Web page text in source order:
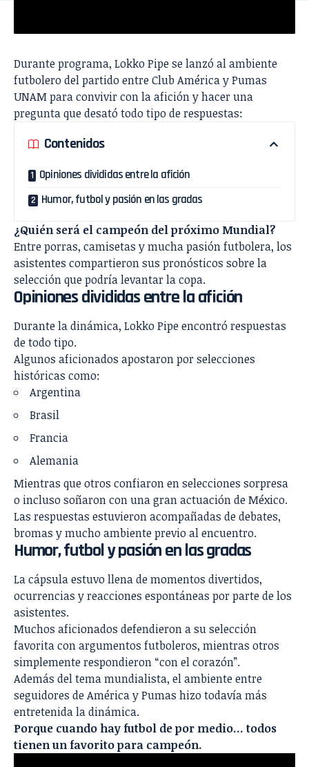
Durante programa, Lokko Pipe se lanzó al ambiente
futbolero del partido entreClub AméricayPumas
UNAMpara convivir con la afición y hacer una
pregunta que desató todo tipo de respuestas:
Contenidos
Opiniones divididas entre la afición
Humor, futbol y pasión en las gradas
¿Quién será el campeón del próximo Mundial?
Entre porras, camisetas y mucha pasión futbolera, los
asistentes compartieron sus pronósticos sobre la
selección que podría levantar la copa.
Opiniones divididas entre la afición
Durante la dinámica, Lokko Pipe encontró respuestas
de todo tipo.
Algunos aficionados apostaron por selecciones
históricas como:
Argentina
Brasil
Francia
Alemania
Mientras que otros confiaron en selecciones sorpresa
o incluso soñaron con una gran actuación de México.
Las respuestas estuvieron acompañadas de debates,
bromas y mucho ambiente previo al encuentro.
Humor, futbol y pasión en las gradas
La cápsula estuvo llena de momentos divertidos,
ocurrencias y reacciones espontáneas por parte de los
asistentes.
Muchos aficionados defendieron a su selección
favorita con argumentos futboleros, mientras otros
simplemente respondieron “con el corazón”.
Además del tema mundialista, el ambiente entre
seguidores de América y Pumas hizo todavía más
entretenida la dinámica.
Porque cuando hay futbol de por medio… todos
tienen un favorito para campeón.